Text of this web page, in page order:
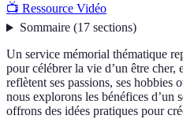
📺 Ressource Vidéo
Sommaire(17 sections)
Un service mémorial thématique
pour célébrer la vie d’un être cher,
reflètent ses passions, ses hobbies
nous explorons les bénéfices d’un
offrons des idées pratiques pour